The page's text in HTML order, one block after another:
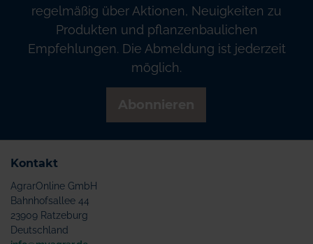
regelmäßig über Aktionen, Neuigkeiten zu
Produkten und pflanzenbaulichen
Empfehlungen. Die Abmeldung ist jederzeit
möglich.
Kontakt
AgrarOnline GmbH
Bahnhofsallee 44
23909 Ratzeburg
Deutschland